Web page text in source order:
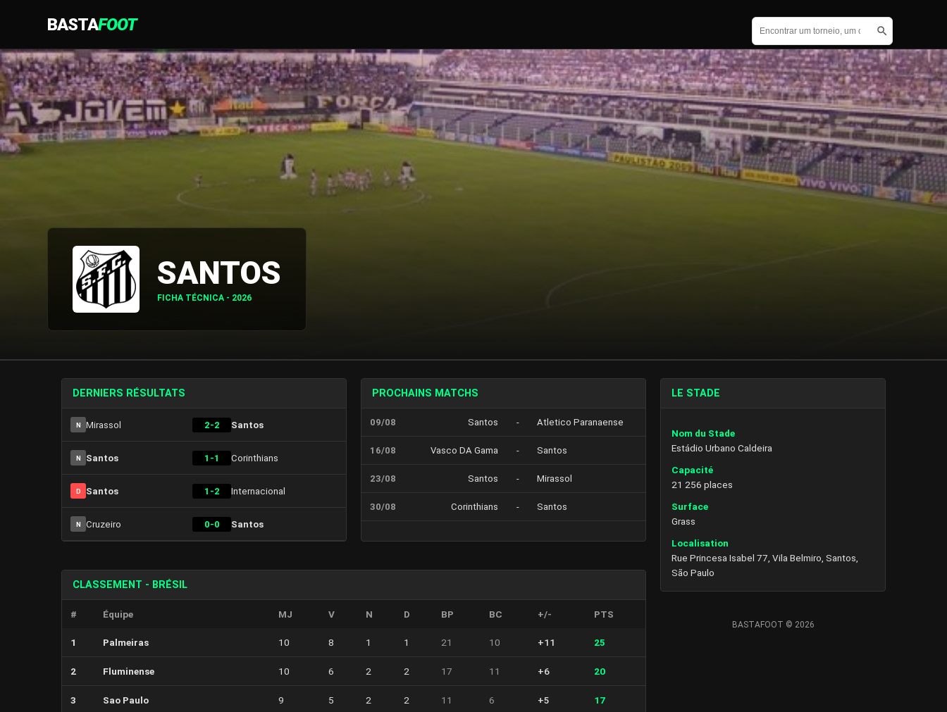
BASTAFOOT
SANTOS
FICHA TÉCNICA - 2026
DERNIERS RÉSULTATS
N Mirassol 2-2 Santos
N Santos 1-1 Corinthians
D Santos 1-2 Internacional
N Cruzeiro 0-0 Santos
PROCHAINS MATCHS
09/08 Santos - Atletico Paranaense
16/08 Vasco DA Gama - Santos
23/08 Santos - Mirassol
30/08 Corinthians - Santos
CLASSEMENT - BRÉSIL
# Équipe MJ V N D BP BC +/- PTS
1 Palmeiras 10 8 1 1 21 10 +11 25
2 Fluminense 10 6 2 2 17 11 +6 20
3 Sao Paulo 9 5 2 2 11 6 +5 17
LE STADE
Nom du Stade
Estádio Urbano Caldeira
Capacité
21 256 places
Surface
Grass
Localisation
Rue Princesa Isabel 77, Vila Belmiro, Santos,
São Paulo
BASTAFOOT © 2026